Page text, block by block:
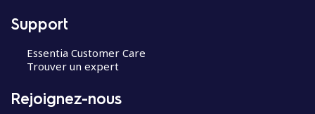
Support
Essentia Customer Care
Trouver un expert
Rejoignez-nous